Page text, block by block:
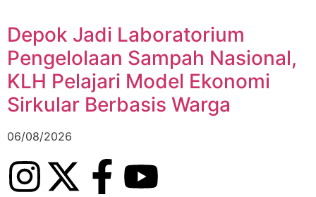
Depok Jadi Laboratorium
Pengelolaan Sampah Nasional,
KLH Pelajari Model Ekonomi
Sirkular Berbasis Warga
06/08/2026